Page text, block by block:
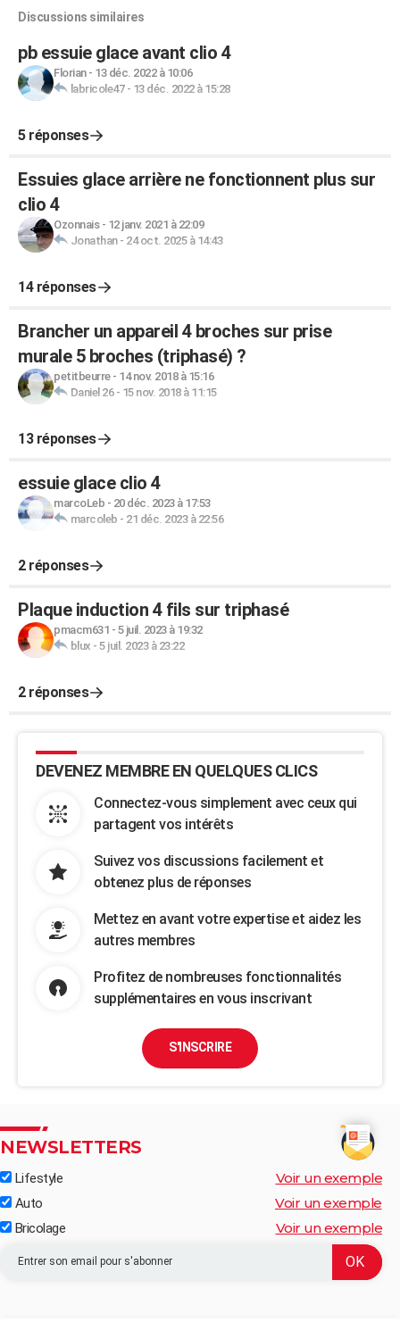
Discussions similaires
pb essuie glace avant clio 4
Florian- 13 déc. 2022 à 10:06
labricole47- 13 déc. 2022 à 15:28
5 réponses
Essuies glace arrière ne fonctionnent plus sur
clio 4
Ozonnais- 12 janv. 2021 à 22:09
Jonathan- 24 oct. 2025 à 14:43
14 réponses
Brancher un appareil 4 broches sur prise
murale 5 broches (triphasé) ?
petitbeurre- 14 nov. 2018 à 15:16
Daniel 26- 15 nov. 2018 à 11:15
13 réponses
essuie glace clio 4
marcoLeb - 20 déc. 2023 à 17:53
marcoleb - 21 déc. 2023 à 22:56
2 réponses
Plaque induction 4 fils sur triphasé
pmacm631 - 5 juil. 2023 à 19:32
blux - 5 juil. 2023 à 23:22
2 réponses
DEVENEZ MEMBRE EN QUELQUES CLICS
Connectez-vous simplement avec ceux qui
partagent vos intérêts
Suivez vos discussions facilement et
obtenez plus de réponses
Mettez en avant votre expertise et aidez les
autres membres
Profitez de nombreuses fonctionnalités
supplémentaires en vous inscrivant
S'INSCRIRE
NEWSLETTERS
Lifestyle Voir un exemple
Auto Voir un exemple
Bricolage Voir un exemple